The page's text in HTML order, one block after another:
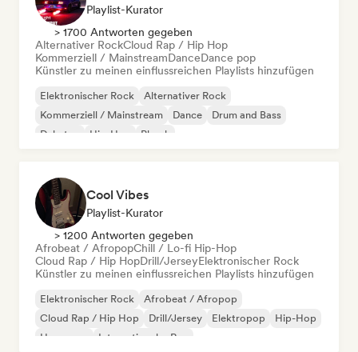
Playlist-Kurator
> 1700 Antworten gegeben
Alternativer RockCloud Rap / Hip Hop
Kommerziell / MainstreamDanceDance pop
Künstler zu meinen einflussreichen Playlists hinzufügen
Elektronischer Rock
Alternativer Rock
Kommerziell / Mainstream
Dance
Drum and Bass
Dubstep
Hip-Hop Phonk
Cool Vibes
Playlist-Kurator
> 1200 Antworten gegeben
Afrobeat / AfropopChill / Lo-fi Hip-Hop
Cloud Rap / Hip HopDrill/JerseyElektronischer Rock
Künstler zu meinen einflussreichen Playlists hinzufügen
Elektronischer Rock
Afrobeat / Afropop
Cloud Rap / Hip Hop
Drill/Jersey Elektropop
Hip-Hop
Hyperpop
Internationaler Rap